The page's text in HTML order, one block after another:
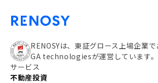
RENOSYは、東証グロース上場企業で
GA technologiesが運営しています。
サービス
不動産投資